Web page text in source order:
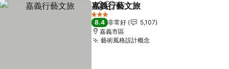
分享 加入我的最愛
嘉義行藝文旅
3 星級
8.4 非常好
5,107
嘉義市區
藝術風格設計概念